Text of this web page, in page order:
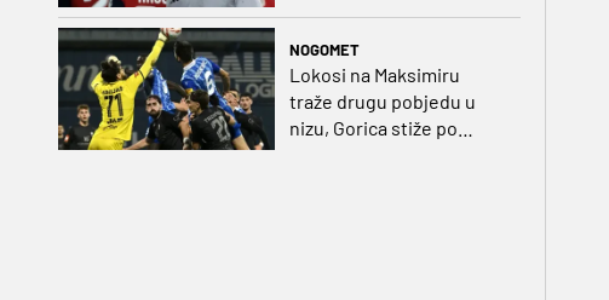
NOGOMET
Lokosi na Maksimiru
traže drugu pobjedu u
nizu, Gorica stiže po